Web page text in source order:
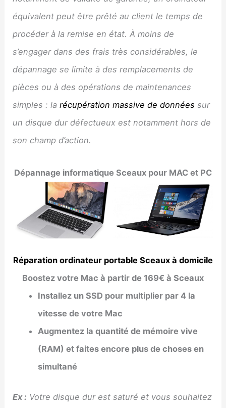
équivalent peut être prêté au client le temps de
procéder à la remise en état. À moins de
s’engager dans des frais très considérables, le
dépannage se limite à des remplacements de
pièces ou à des opérations de maintenances
simples : larécupération massive de données sur
un disque dur défectueux est notamment hors de
son champ d’action.
Dépannage informatique Sceaux pour MAC et PC
Réparation ordinateur portable Sceaux à domicile
Boostez votre Mac à partir de 169€ à Sceaux
Installez un SSD pour multiplier par 4 la
vitesse de votre Mac
Augmentez la quantité de mémoire vive
(RAM) et faites encore plus de choses en
simultané
Ex : Votre disque dur est saturé et vous souhaitez